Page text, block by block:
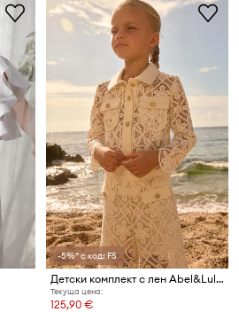
-5%* с код: FS
Детски комплект с лен Abel&Lula
Текуща цена:
125,90 €